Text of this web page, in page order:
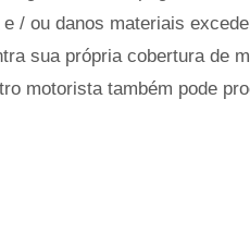
/ ou danos materiais
sua própria cobertura de
motorista também pode